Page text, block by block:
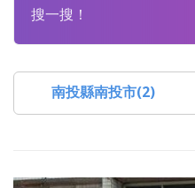
搜一搜！
南投縣南投市(2)